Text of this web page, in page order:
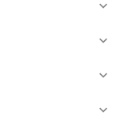



